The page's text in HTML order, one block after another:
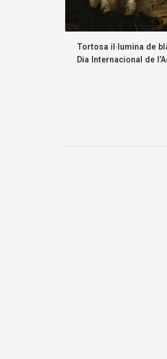
Tortosa il·lumina de
Dia Internacional de